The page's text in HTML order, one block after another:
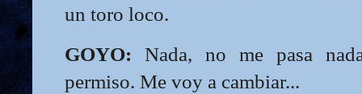
un toro loco.
GOYO: Nada, no me pasa
permiso. Me voy a cambiar...